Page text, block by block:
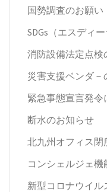
国勢調査のお願い
SDGs（エスディ
消防設備法定点検
災害支援ベンダ
緊急事態宣言発令
断水のお知らせ
北九州オフィス閉
コンシェルジェ機
新型コロナウイル